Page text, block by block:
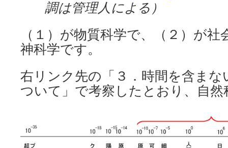
調は管理人による）
（１）が物質科学で、（２）が
神科学です。
右リンク先の「３．時間を含ま
ついて」で考察したとおり、自然